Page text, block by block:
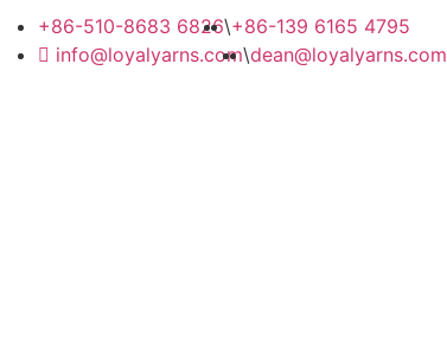
+86-510-8683 6826\+86-139 6165 4795
info@loyalyarns.com\dean@loyalyarns.com